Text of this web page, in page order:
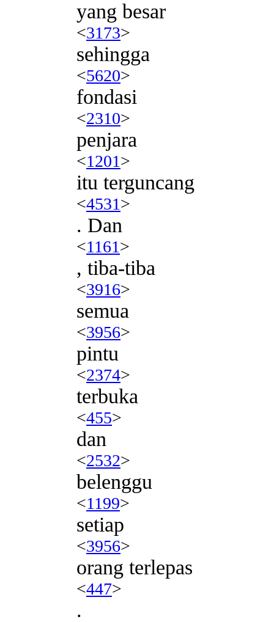
yang besar
<3173>
sehingga
<5620>
fondasi
<2310>
penjara
<1201>
itu terguncang
<4531>
. Dan
<1161>
, tiba-tiba
<3916>
semua
<3956>
pintu
<2374>
terbuka
<455>
dan
<2532>
belenggu
<1199>
setiap
<3956>
orang terlepas
<447>
.